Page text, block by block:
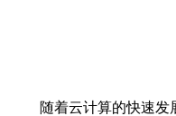
随着云计算的快速